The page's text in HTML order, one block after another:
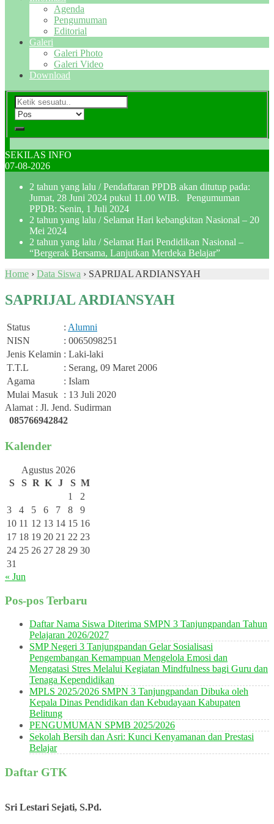
Agenda
Pengumuman
Editorial
Galeri
Galeri Photo
Galeri Video
Download
SEKILAS INFO
07-08-2026
2 tahun yang lalu / Pendaftaran PPDB akan ditutup pada:
Jumat, 28 Juni 2024 pukul 11.00 WIB. Pengumuman
PPDB: Senin, 1 Juli 2024
2 tahun yang lalu / Selamat Hari kebangkitan Nasional – 20
Mei 2024
2 tahun yang lalu / Selamat Hari Pendidikan Nasional –
“Bergerak Bersama, Lanjutkan Merdeka Belajar”
Home › Data Siswa › SAPRIJAL ARDIANSYAH
SAPRIJAL ARDIANSYAH
Status : Alumni
NISN
: 0065098251
Jenis Kelamin : Laki-laki
T.T.L
: Serang, 09 Maret 2006
Agama
: Islam
Mulai Masuk : 13 Juli 2020
Alamat : Jl. Jend. Sudirman
085766942842
Kalender
Agustus 2026
S
S R K J S M
1
2
3
4 5 6 7 8
9
10 11 12 13 14 15 16
17 18 19 20 21 22 23
24 25 26 27 28 29 30
31
« Jun
Pos-pos Terbaru
Daftar Nama Siswa Diterima SMPN 3 Tanjungpandan Tahun
Pelajaran 2026/2027
SMP Negeri 3 Tanjungpandan Gelar Sosialisasi
Pengembangan Kemampuan Mengelola Emosi dan
Mengatasi Stres Melalui Kegiatan Mindfulness bagi Guru dan
Tenaga Kependidikan
MPLS 2025/2026 SMPN 3 Tanjungpandan Dibuka oleh
Kepala Dinas Pendidikan dan Kebudayaan Kabupaten
Belitung
PENGUMUMAN SPMB 2025/2026
Sekolah Bersih dan Asri: Kunci Kenyamanan dan Prestasi
Belajar
Daftar GTK
Sri Lestari Sejati, S.Pd.